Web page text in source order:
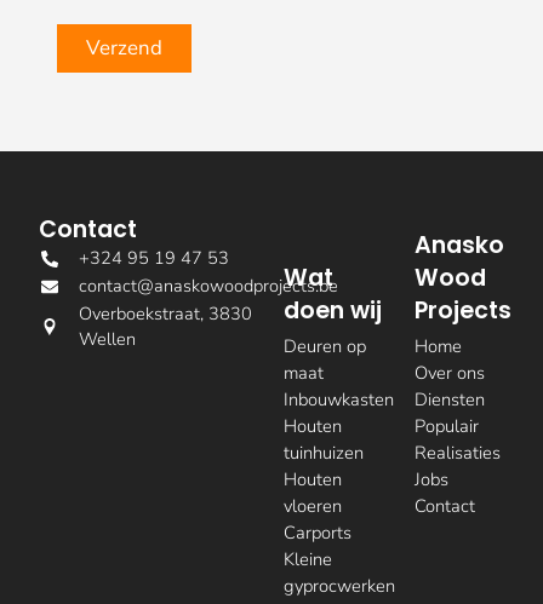
Verzend
Anasko
Wood
Projects
Home
Over ons
Diensten
Populair
Realisaties
Jobs
Contact
Wat
doen wij
Deuren op
maat
Inbouwkasten
Houten
tuinhuizen
Houten
vloeren
Carports
Kleine
gyprocwerken
Contact
+324 95 19 47 53
contact@anaskowoodprojects.be
Overboekstraat, 3830
Wellen